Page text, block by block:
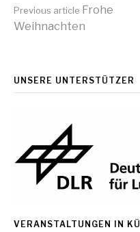
Reading
Previous article Frohe
Weihnachten
UNSERE UNTERSTÜTZER
VERANSTALTUNGEN IN